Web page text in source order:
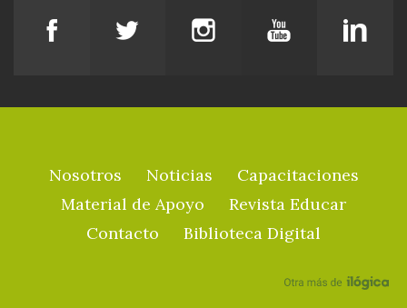
Nosotros Noticias
Capacitaciones
Material de Apoyo
Revista Educar
Contacto
Biblioteca Digital